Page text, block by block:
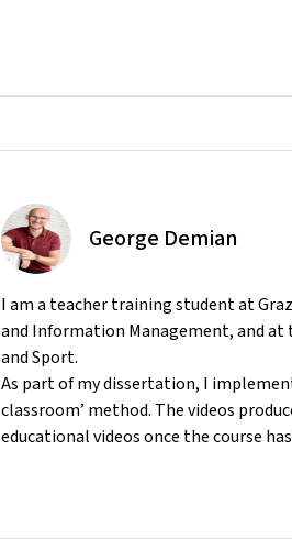
George Demian
I am a teacher training student at
and Information Management, and at
and Sport.
As part of my dissertation, I
classroom’ method. The videos
educational videos once the course